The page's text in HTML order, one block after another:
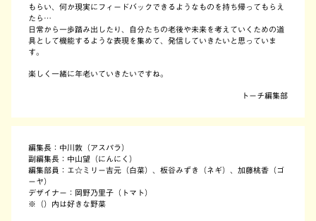
もらい、何か現実にフィードバックできるようなものを持ち帰ってもらえ
たら…
日常から一歩踏み出したり、自分たちの老後や未来を考えていくための道
具として機能するような表現を集めて、発信していきたいと思っていま
す。
楽しく一緒に年老いていきたいですね。
トーチ編集部
編集長：中川敦（アスパラ）
副編集長：中山望（にんにく）
編集部員：エ☆ミリー吉元（白菜）、板谷みずき（ネギ）、加藤桃香（ゴ
ーヤ）
デザイナー：岡野乃里子（トマト）
※（）内は好きな野菜